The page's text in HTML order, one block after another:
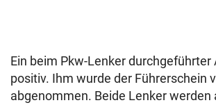
Ein beim Pkw-Lenker
positiv. Ihm wurde der Führerschein
abgenommen. Beide Lenker werden